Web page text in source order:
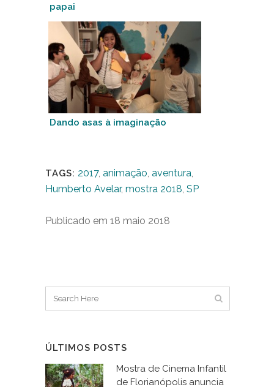
papai
Dando asas à imaginação
TAGS: 2017, animação aventura
Humberto Avelar, mostra 2018 SP
Publicado em 18 maio 2018
ÚLTIMOS POSTS
Mostra de Cinema Infantil
de Florianópolis anuncia